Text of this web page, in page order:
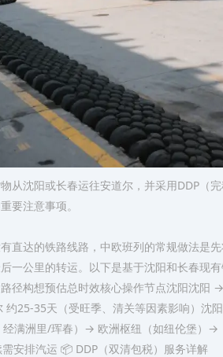
从沈阳或长春运往安道尔，并采用DDP（
要注意事项。
直达的铁路线路，中欧班列的常规做法是
一公里的转运。以下是基于沈阳和长春现
径构想预估总时效核心操作节点​沈阳​沈
25-35天（受旺季、清关等因素影响）沈
满洲里/珲春）→ 欧洲枢纽（如纽伦堡）
安排汽运 📦 DDP（双清包税）服务详解